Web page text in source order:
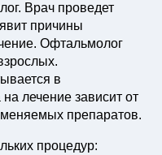
Врач проведет
причины
Офтальмолог
в
лечение зависит от
препаратов.
процедур: